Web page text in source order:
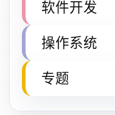
软件开发
操作系统
专题